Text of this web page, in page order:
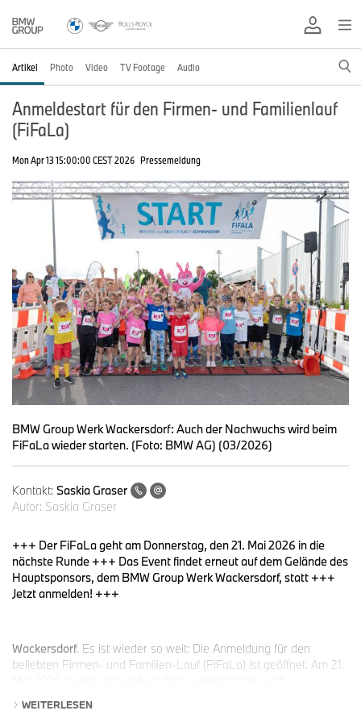
Artikel Photo Video TV Footage Audio
Anmeldestart für den Firmen- und Familienlauf
(FiFaLa)
Mon Apr 13 15:00:00 CEST 2026 Pressemeldung
BMW Group Werk Wackersdorf: Auch der Nachwuchs wird beim
FiFaLa wieder starten. (Foto: BMW AG) (03/2026)
Kontakt: Saskia Graser
Autor: Saskia Graser
+++ Der FiFaLa geht am Donnerstag, den 21. Mai 2026 in die
nächste Runde +++ Das Event findet erneut auf dem Gelände des
Hauptsponsors, dem BMW Group Werk Wackersdorf, statt +++
Jetzt anmelden! +++
Wackersdorf. Es ist wieder so weit: Die Anmeldung für den
beliebten Firmen- und Familien-Lauf (FiFaLa) ist geöffnet. Am 21.
Group Werk Wackersdorf. Damit wird der Lauf zum insgesamt
WEITERLESEN